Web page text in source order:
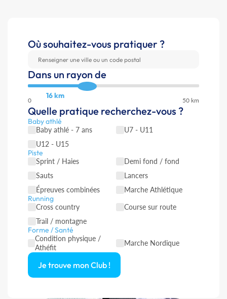
Où souhaitez-vous pratiquer ?
Dans un rayon de
16 km
0 50 km
Quelle pratique recherchez-vous ?
Baby athlé
Baby athlé - 7 ans
U7 - U11
U12 - U15
Piste
Sprint / Haies
Demi fond / fond
Sauts
Lancers
Épreuves combinées
Marche Athlétique
Running
Cross country
Course sur route
Trail / montagne
Forme / Santé
Condition physique /
Athéfit
Marche Nordique
Je trouve mon Club !